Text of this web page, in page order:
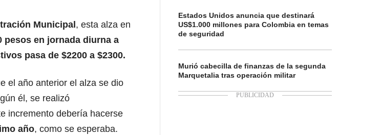
Municipal , esta alza en
pesos en jornada diurna a
pasa de $2200 a $2300.
el año anterior el alza se dio
él, se realizó
incremento debería hacerse
año, como se esperaba.
Estados Unidos anuncia que destinará
US$1.000 millones para Colombia en temas
de seguridad
Murió cabecilla de finanzas de la segunda
Marquetalia tras operación militar